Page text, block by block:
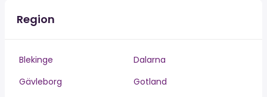
Region
Blekinge
Dalarna
Gävleborg
Gotland